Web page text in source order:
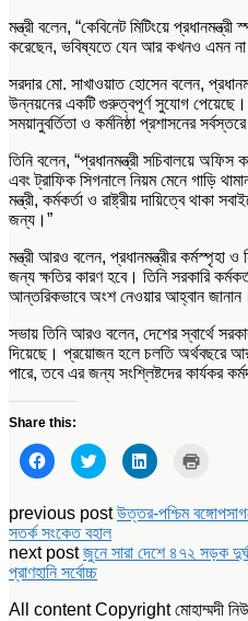
মন্ত্রী বলেন, “কেবিনেট মিটিংয়ে
করেছেন, ভবিষ্যতে যেন আর কখনও এমন
সরদার মো. সাখাওয়াত হোসেন বলেন,
উন্নয়নের একটি গুরুত্বপূর্ণ সুযোগ পেয়েছে।
সময়ানুবর্তিতা ও কর্মনিষ্ঠা প্রশাসনের
তিনি বলেন, “প্রধানমন্ত্রী সচিবালয়ে অফিস
এবং ট্রাফিক সিগনালে নিয়ম মেনে গাড়ি
মন্ত্রী, কর্মকর্তা ও রাষ্ট্রীয় দায়িত্বে থাকা
জন্য।”
মন্ত্রী আরও বলেন, প্রধানমন্ত্রীর কর্মস্পৃহা
জন্য ক্ষতির কারণ হবে। তিনি সরকারি
আন্তরিকভাবে অংশ নেওয়ার আহ্বান জানান।
সভায় তিনি আরও বলেন, দেশের স্বার্থে
দিয়েছে। প্রয়োজন হলে চলতি অর্থবছরে
পারে, তবে এর জন্য সংশ্লিষ্টদের কার্যকর
Share this:
Click
to
share
Facebook
(Opens
in
new
window)
Click
to
share
Twitter
(Opens
in
new
window)
Click
to
LinkedIn
(Opens
new
window)
in
new
previous postউত্তর-পশ্চিম
সতর্ক সংকেত বহাল
next postজুনে সারা দেশে ৪৭২ সড়ক
প্রাণহানি সর্বোচ্চ
All content Copyright মোহাম্মদী